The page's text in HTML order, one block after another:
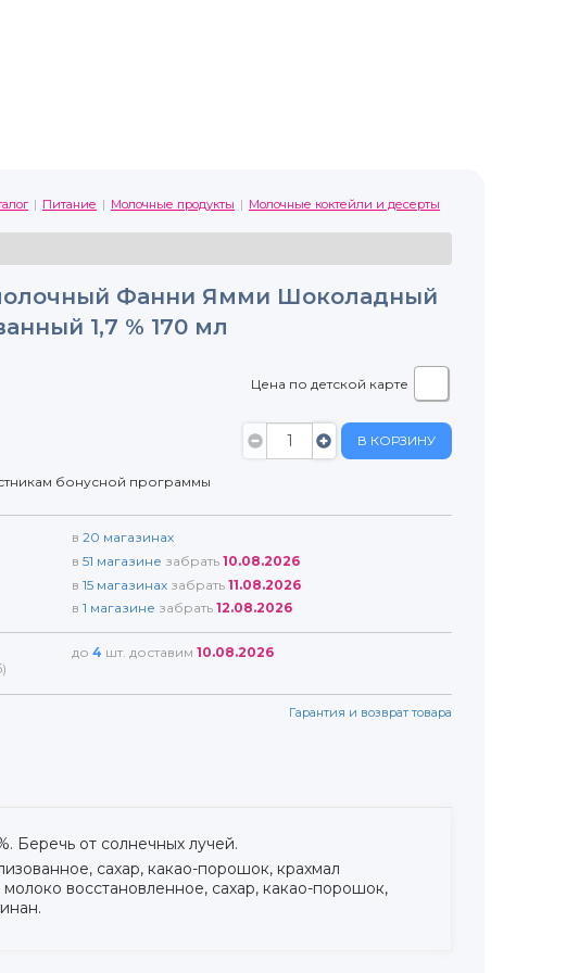
Питание Молочные продукты Молочные коктейли и десерты
Фанни Ямми Шоколадный
1,7 % 170 мл
Цена по детской карте
В КОРЗИНУ
бонусной программы
в 20 магазинах
в 51 магазине забрать 10.08.2026
в 15 магазинах забрать 11.08.2026
в 1 магазине забрать 12.08.2026
до 4 шт. доставим 10.08.2026
Гарантия и возврат товара
Беречь от солнечных лучей.
сахар, какао-порошок, крахмал
молоко восстановленное, сахар, какао-порошок,